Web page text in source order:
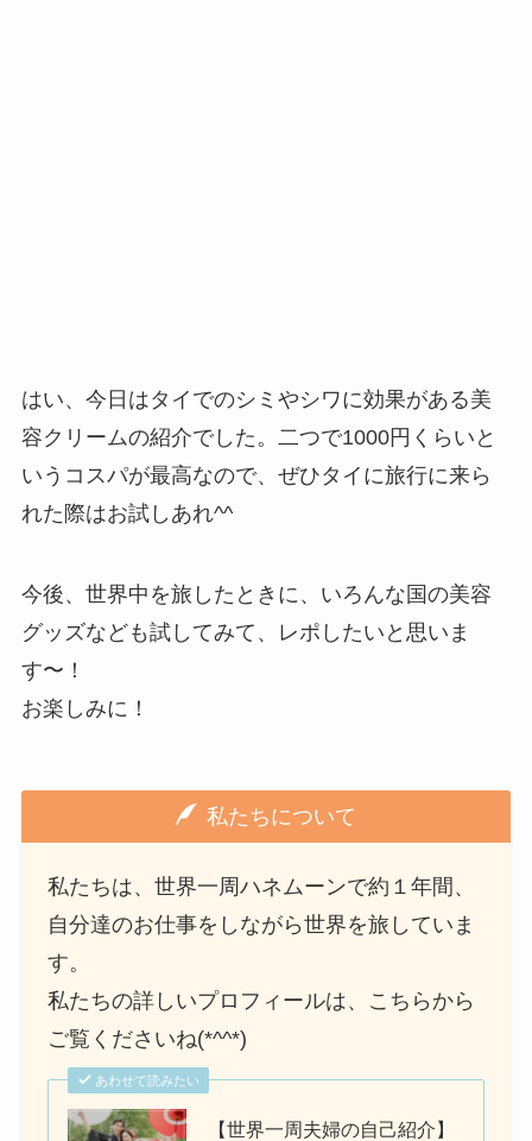
はい、今日はタイでのシミやシワに効果がある美
容クリームの紹介でした。二つで1000円くらいと
いうコスパが最高なので、ぜひタイに旅行に来ら
れた際はお試しあれ^^
今後、世界中を旅したときに、いろんな国の美容
グッズなども試してみて、レポしたいと思いま
す〜！
お楽しみに！
私たちについて
私たちは、世界一周ハネムーンで約１年間、
自分達のお仕事をしながら世界を旅していま
す。
私たちの詳しいプロフィールは、こちらから
ご覧くださいね(*^^*)
あわせて読みたい
【世界一周夫婦の自己紹介】